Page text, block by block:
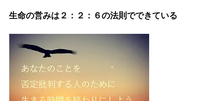
生命の営みは２：２：６の法則でできている